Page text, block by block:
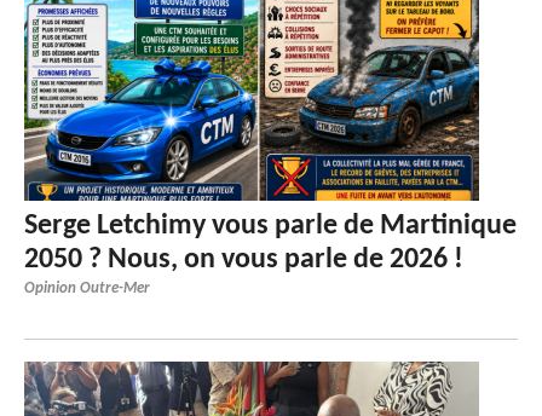
Serge Letchimy vous parle de Martinique
2050 ? Nous, on vous parle de 2026 !
Opinion Outre-Mer